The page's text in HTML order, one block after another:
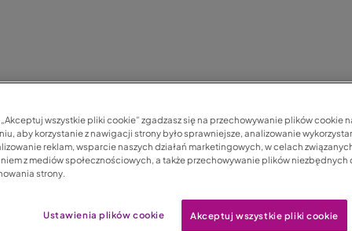
wszystkie pliki cookie” zgadzasz się na przechowywanie plików cookie
aby korzystanie z nawigacji strony było sprawniejsze, analizowanie
reklam, wsparcie naszych działań marketingowych, w celach
z mediów społecznościowych, a także przechowywanie plików niezbędnych
strony.
Ustawienia plików cookie Akceptuj wszystkie pliki cookie